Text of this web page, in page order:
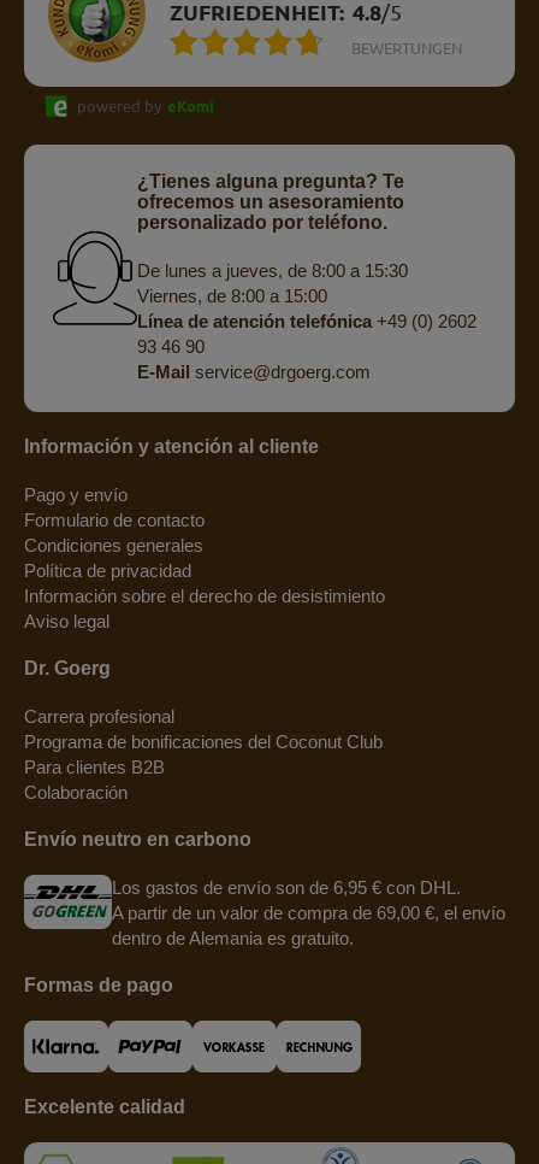
ZUFRIEDENHEIT: 4.8/5
BEWERTUNGEN
powered by eKomi
¿Tienes alguna pregunta? Te
ofrecemos un asesoramiento
personalizado por teléfono.
De lunes a jueves, de 8:00 a 15:30
Viernes, de 8:00 a 15:00
Línea de atención telefónica+49 (0) 2602
93 46 90
E-Mail service@drgoerg.com
Información y atención al cliente
Pago y envío
Formulario de contacto
Condiciones generales
Política de privacidad
Información sobre el derecho de desistimiento
Aviso legal
Dr. Goerg
Carrera profesional
Programa de bonificaciones del Coconut Club
Para clientes B2B
Colaboración
Envío neutro en carbono
Los gastos de envío son de 6,95 € con DHL.
A partir de un valor de compra de 69,00 €, el envío
dentro de Alemania es gratuito.
Formas de pago
Excelente calidad